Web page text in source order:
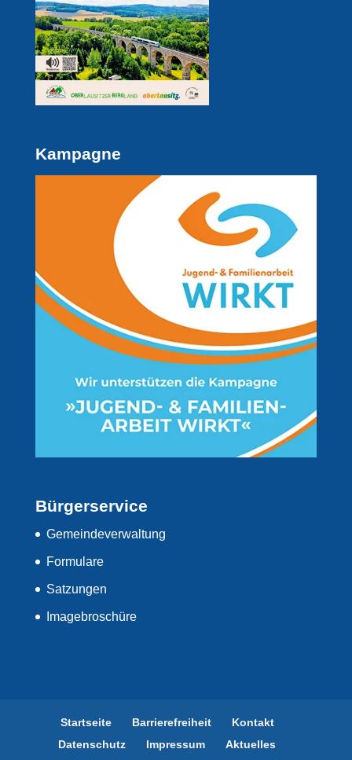
Kampagne
Bürgerservice
Gemeindeverwaltung
Formulare
Satzungen
Imagebroschüre
Startseite Barrierefreiheit
Kontakt
Datenschutz
Impressum Aktuelles